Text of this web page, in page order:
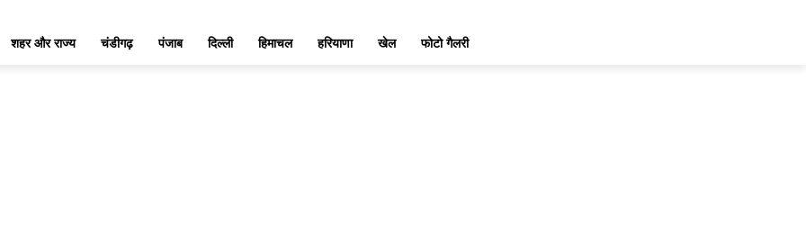
शहर और राज्य चंडीगढ़ पंजाब दिल्ली हिमाचल हरियाणा खेल फोटो गैलरी